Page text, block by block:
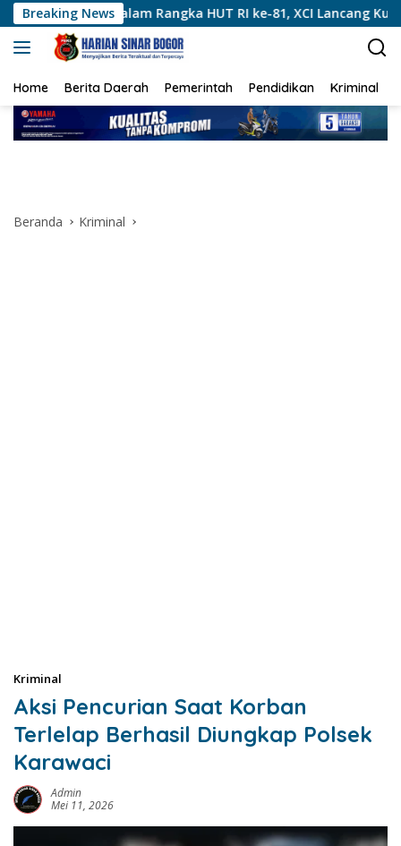
Langsung
ke
konten
Breaking News
Rangka HUT RI ke-81, XCI Lancang Kuning Sapa Gajah di
Home Berita Daerah Pemerintah Pendidikan Kriminal
Beranda Kriminal
Kriminal
Aksi Pencurian Saat Korban
Terlelap Berhasil Diungkap Polsek
Karawaci
Admin
Mei 11, 2026